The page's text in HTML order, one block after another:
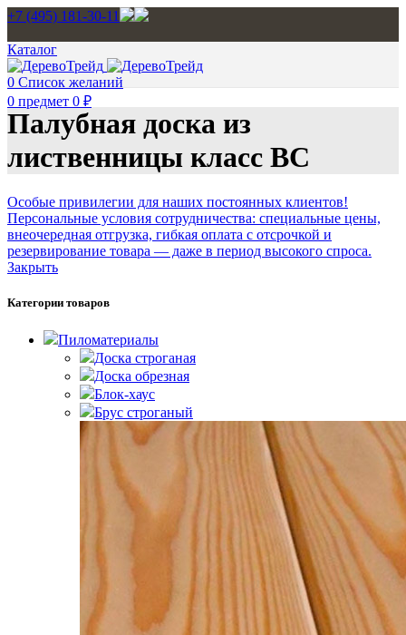
+7 (495) 181-30-11
Каталог
0 Список желаний
0 предмет 0 ₽
Палубная доска из
лиственницы класс BC
Особые привилегии для наших постоянных клиентов!
Персональные условия сотрудничества: специальные цены,
внеочередная отгрузка, гибкая оплата с отсрочкой и
резервирование товара — даже в период высокого спроса.
Закрыть
Категории товаров
Пиломатериалы
Доска строганая
Доска обрезная
Блок-хаус
Брус строганый